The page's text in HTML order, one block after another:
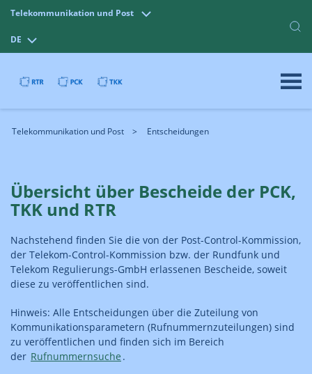
Telekommunikation und Post
DE
Telekommunikation und Post Entscheidungen
Übersicht über Bescheide der PCK,
TKK und RTR
Nachstehend finden Sie die von der Post-Control-Kommission,
der Telekom-Control-Kommission bzw. der Rundfunk und
Telekom Regulierungs-GmbH erlassenen Bescheide, soweit
diese zu veröffentlichen sind.
Hinweis: Alle Entscheidungen über die Zuteilung von
Kommunikationsparametern (Rufnummernzuteilungen) sind
zu veröffentlichen und finden sich im Bereich
der Rufnummernsuche .